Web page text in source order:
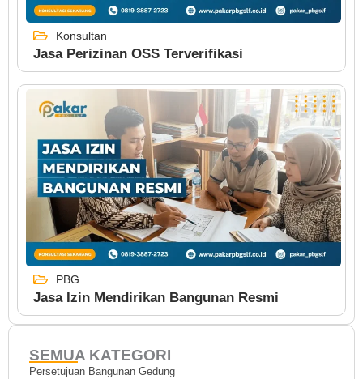
Konsultan
Jasa Perizinan OSS Terverifikasi
PBG
Jasa Izin Mendirikan Bangunan Resmi
SEMUA KATEGORI
Persetujuan Bangunan Gedung